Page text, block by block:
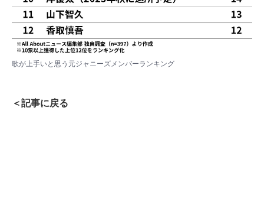
歌が上手いと思う元ジャニーズメンバーランキング
＜記事に戻る